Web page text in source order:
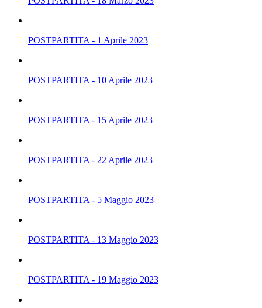
POSTPARTITA - 1 Aprile 2023
POSTPARTITA - 10 Aprile 2023
POSTPARTITA - 15 Aprile 2023
POSTPARTITA - 22 Aprile 2023
POSTPARTITA - 5 Maggio 2023
POSTPARTITA - 13 Maggio 2023
POSTPARTITA - 19 Maggio 2023